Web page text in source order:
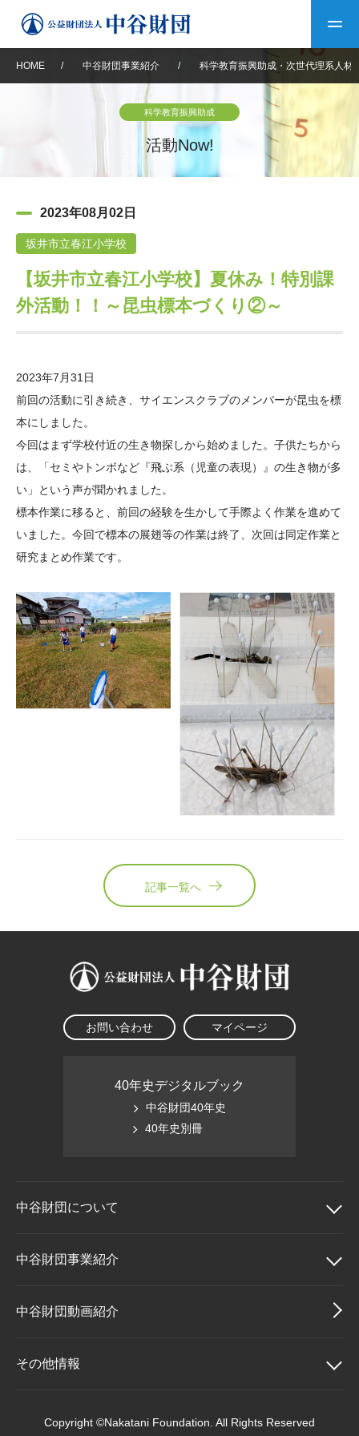
中谷財団について
設立趣意書
沿革 40年史デジタルブック
中谷財団40年史
役員・評議員
年報一覧
中谷財団事業紹介
神戸賞 長期大型研究助成
大学院生奨学金
ム
科学教育振興助成・
次世代理系人材育成プ
ログラム助成
中谷財団動画紹介
その他情報
アクセス よくあるご質問
サイトマップ 中谷財団アーカイブ
日本語 English
HOME / 中谷財団事業紹介 / 科学教育振興助成・次世代理系人材
科学教育振興助成
活動Now!
2023年08月02日
坂井市立春江小学校
【坂井市立春江小学校】夏休み！特別課
外活動！！～昆虫標本づくり②～
2023年7月31日
前回の活動に引き続き、サイエンスクラブのメンバーが昆虫を標
本にしました。
今回はまず学校付近の生き物探しから始めました。子供たちから
は、「セミやトンボなど『飛ぶ系（児童の表現）』の生き物が多
い」という声が聞かれました。
標本作業に移ると、前回の経験を生かして手際よく作業を進めて
いました。今回で標本の展翅等の作業は終了、次回は同定作業と
研究まとめ作業です。
記事一覧へ
お問い合わせ マイページ
40年史デジタルブック
中谷財団40年史
40年史別冊
中谷財団について
中谷財団について
理事長挨拶
設立趣意書
中谷財団事業紹介
中谷財団事業紹介
中谷賞
中谷財団動画紹介
その他情報
Copyright ©Nakatani Foundation. All Rights Reserved